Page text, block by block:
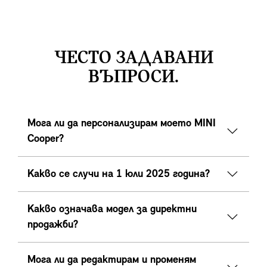
ЧЕСТО ЗАДАВАНИ
ВЪПРОСИ.
Мога ли да персонализирам моето MINI
Cooper?
Какво се случи на 1 юли 2025 година?
Какво означава модел за директни
продажби?
Мога ли да редактирам и променям